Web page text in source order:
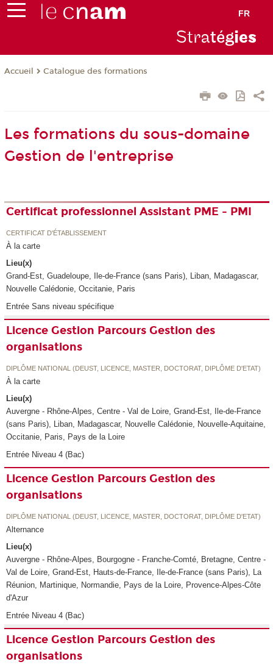
FR
Stratégies
Accueil Catalogue des formations
Les formations du sous-domaine
Gestion de l'entreprise
Certificat professionnel Assistant PME - PMI
CERTIFICAT D'ÉTABLISSEMENT
À la carte
Lieu(x)
Grand-Est, Guadeloupe, Ile-de-France (sans Paris), Liban, Madagascar,
Nouvelle Calédonie, Occitanie, Paris
Entrée Sans niveau spécifique
Licence Gestion Parcours Gestion des
organisations
DIPLÔME NATIONAL (DEUST, LICENCE, MASTER, DOCTORAT, DIPLÔME D'ETAT)
À la carte
Lieu(x)
Auvergne - Rhône-Alpes, Centre - Val de Loire, Grand-Est, Ile-de-France
(sans Paris), Liban, Madagascar, Nouvelle Calédonie, Nouvelle-Aquitaine,
Occitanie, Paris, Pays de la Loire
Entrée Niveau 4 (Bac)
Licence Gestion Parcours Gestion des
organisations
DIPLÔME NATIONAL (DEUST, LICENCE, MASTER, DOCTORAT, DIPLÔME D'ETAT)
Alternance
Lieu(x)
Auvergne - Rhône-Alpes, Bourgogne - Franche-Comté, Bretagne, Centre -
Val de Loire, Grand-Est, Hauts-de-France, Ile-de-France (sans Paris), La
Réunion, Martinique, Normandie, Pays de la Loire, Provence-Alpes-Côte
d'Azur
Entrée Niveau 4 (Bac)
Licence Gestion Parcours Gestion des
organisations